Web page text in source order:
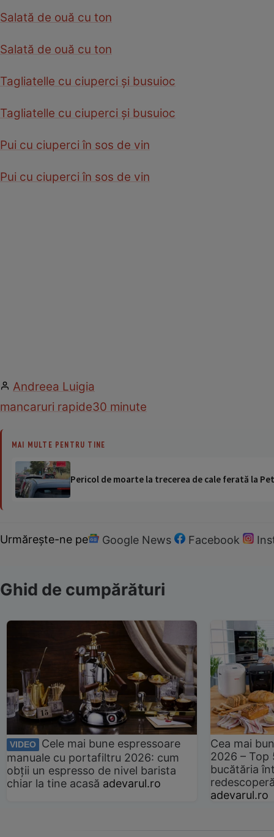
Salată de ouă cu ton
Salată de ouă cu ton
Tagliatelle cu ciuperci şi busuioc
Tagliatelle cu ciuperci şi busuioc
Pui cu ciuperci în sos de vin
Pui cu ciuperci în sos de vin
Andreea Luigia
mancaruri rapide30 minute
MAI MULTE PENTRU TINE
Pericol de moarte la trecerea de cale ferată la
Urmărește-ne pe Google News Facebook
Ghid de cumpărături
VIDEO
Cele mai bune espressoare
manuale cu portafiltru 2026: cum
obții un espresso de nivel barista
chiar la tine acasă adevarul.ro
Cea mai
2026 –
bucătăria
adevarul.ro